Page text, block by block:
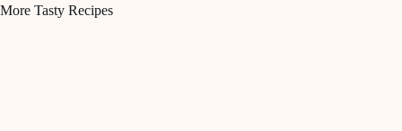
More Tasty Recipes